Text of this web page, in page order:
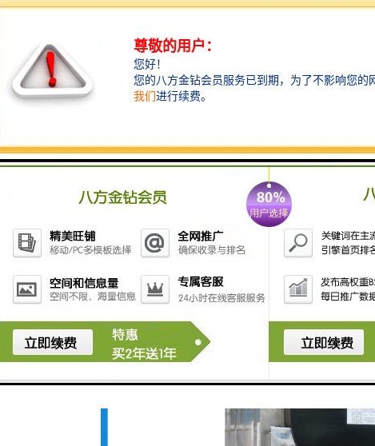
试验箱使用条件：
气压：86kPa～106kPa
供电条件 三相四线+保护地线，电压范围：AC（380±38）V
保护地线接地电阻小于4Ω